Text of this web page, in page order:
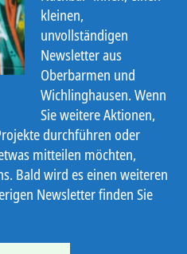
kleinen,
unvollständigen
Newsletter aus
Oberbarmen und
Wichlinghausen. Wenn
Sie weitere Aktionen,
durchführen oder
mitteilen möchten,
Bald wird es einen weiteren
Newsletter finden Sie